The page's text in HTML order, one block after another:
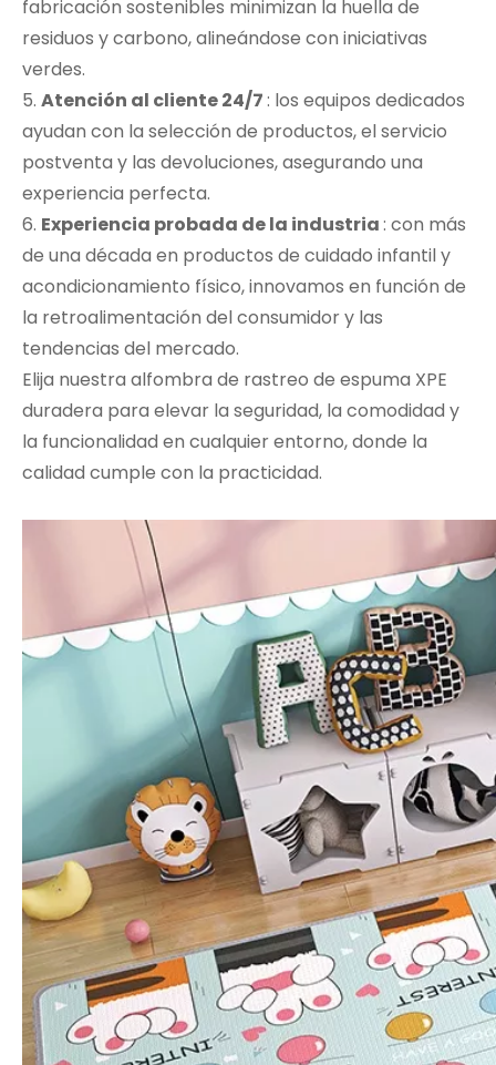
fabricación sostenibles minimizan la huella de
residuos y carbono, alineándose con iniciativas
verdes.
5. Atención al cliente 24/7: los equipos dedicados
ayudan con la selección de productos, el servicio
postventa y las devoluciones, asegurando una
experiencia perfecta.
6. Experiencia probada de la industria: con más
de una década en productos de cuidado infantil y
acondicionamiento físico, innovamos en función de
la retroalimentación del consumidor y las
tendencias del mercado.
Elija nuestra alfombra de rastreo de espuma XPE
duradera para elevar la seguridad, la comodidad y
la funcionalidad en cualquier entorno, donde la
calidad cumple con la practicidad.